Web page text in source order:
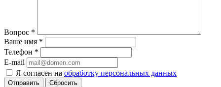
Вопрос *
Ваше имя *
Телефон *
E-mail
Я согласен на обработку персональных данных
Сбросить